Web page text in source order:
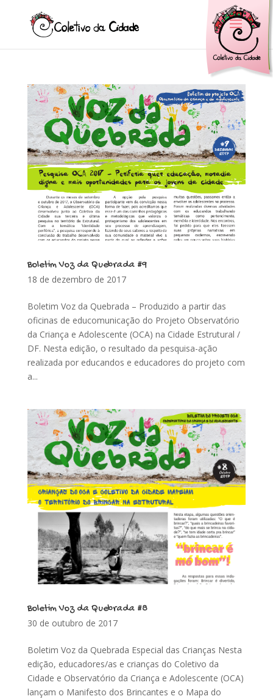
Boletim Voz da Quebrada #9
18 de dezembro de 2017
Boletim Voz da Quebrada – Produzido a partir das
oficinas de educomunicação do Projeto Observatório
da Criança e Adolescente (OCA) na Cidade Estrutural /
DF. Nesta edição, o resultado da pesquisa-ação
realizada por educandos e educadores do projeto com
a...
Boletim Voz da Quebrada #8
30 de outubro de 2017
Boletim Voz da Quebrada Especial das Crianças Nesta
edição, educadores/as e crianças do Coletivo da
Cidade e Observatório da Criança e Adolescente (OCA)
lançam o Manifesto dos Brincantes e o Mapa do